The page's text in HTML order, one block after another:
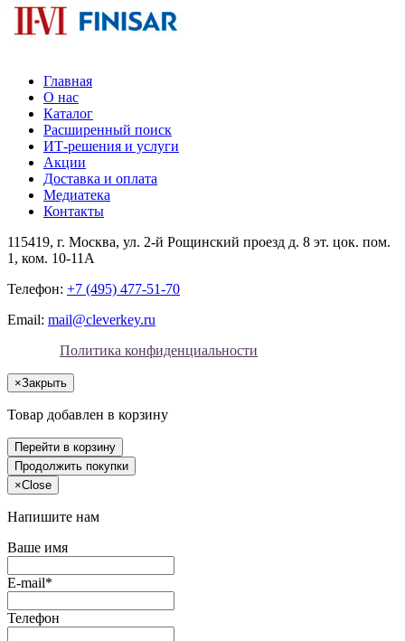
Главная
О нас
Каталог
Расширенный поиск
ИТ-решения и услуги
Акции
Доставка и оплата
Медиатека
Контакты
115419, г. Москва, ул. 2-й Рощинский проезд д. 8 эт. цок. пом.
1, ком. 10-11А
Телефон: +7 (495) 477-51-70
Email: mail@cleverkey.ru
Политика конфиденциальности
×Закрыть
Товар добавлен в корзину
Перейти в корзину
Продолжить покупки
×Close
Напишите нам
Ваше имя
E-mail*
Телефон